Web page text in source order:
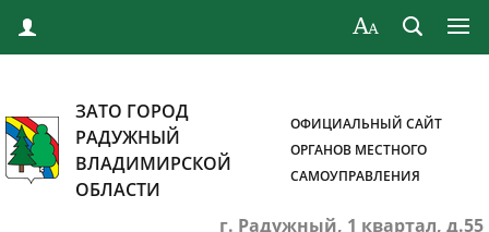
ЗАТО ГОРОД
РАДУЖНЫЙ
ВЛАДИМИРСКОЙ
ОБЛАСТИ
ОФИЦИАЛЬНЫЙ САЙТ
ОРГАНОВ МЕСТНОГО
САМОУПРАВЛЕНИЯ
г. Радужный, 1 квартал, д.55